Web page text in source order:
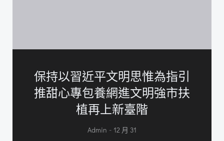
保持以習近平文明思惟為指引
推甜心專包養網進文明強市扶
植再上新臺階
Admin - 12 月 31